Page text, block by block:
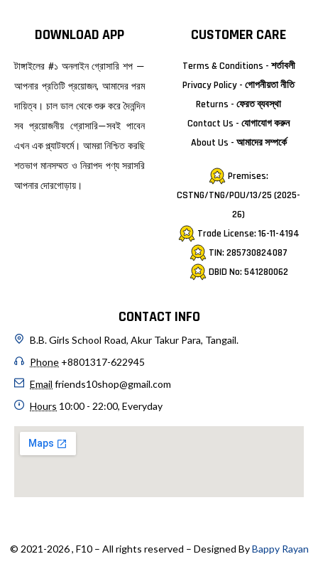
DOWNLOAD APP
টাঙ্গাইলের #১ অনলাইন গ্রোসারি শপ —
আপনার প্রতিটি প্রয়োজন, আমাদের পরম
দায়িত্ব। চাল ডাল থেকে শুরু করে দৈনন্দিন
সব প্রয়োজনীয় গ্রোসারি—সবই পাবেন
এখন এক প্ল্যাটফর্মে। আমরা নিশ্চিত করছি
শতভাগ মানসম্মত ও নিরাপদ পণ্য সরাসরি
আপনার দোরগোড়ায়।
CUSTOMER CARE
Terms & Conditions - শর্তাবলী
Privacy Policy - গোপনীয়তা নীতি
Returns - ফেরত ব্যবস্থা
Contact Us - যোগাযোগ করুন
About Us - আমাদের সম্পর্কে
Premises:
CSTNG/TNG/POU/13/25 (2025-
26)
Trade License: 16-11-4194
TIN: 285730824087
DBID No: 541280062
CONTACT INFO
B.B. Girls School Road, Akur Takur Para, Tangail.
Phone +8801317-622945
Email friends10shop@gmail.com
Hours 10:00 - 22:00, Everyday
© 2021-2026 , F10 – All rights reserved – Designed ByBappy Rayan